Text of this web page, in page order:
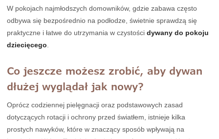
W pokojach najmłodszych domowników, gdzie zabawa często
odbywa się bezpośrednio na podłodze, świetnie sprawdzą się
praktyczne i łatwe do utrzymania w czystości dywany do pokoju
dziecięcego
Co jeszcze możesz zrobić, aby dywan
dłużej wyglądał jak nowy?
Oprócz codziennej pielęgnacji oraz podstawowych zasad
dotyczących rotacji i ochrony przed światłem, istnieje kilka
prostych nawyków, które w znaczący sposób wpływają na